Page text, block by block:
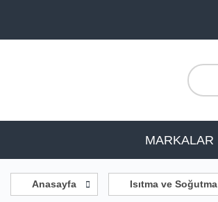
MARKALAR
Anasayfa Isıtma ve Soğutma